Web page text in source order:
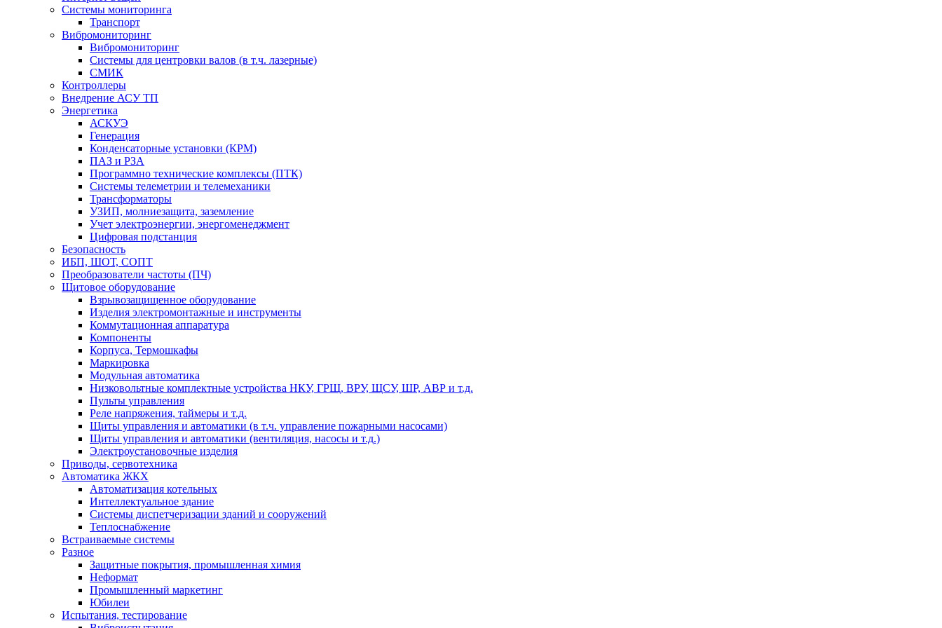
Системы мониторинга
Транспорт
Вибромониторинг
Вибромониторинг
Системы для центровки валов (в т.ч. лазерные)
СМИК
Контроллеры
Внедрение АСУ ТП
Энергетика
АСКУЭ
Генерация
Конденсаторные установки (КРМ)
ПАЗ и РЗА
Программно технические комплексы (ПТК)
Системы телеметрии и телемеханики
Трансформаторы
УЗИП, молниезащита, заземление
Учет электроэнергии, энергоменеджмент
Цифровая подстанция
Безопасность
ИБП, ШОТ, СОПТ
Преобразователи частоты (ПЧ)
Щитовое оборудование
Взрывозащищенное оборудование
Изделия электромонтажные и инструменты
Коммутационная аппаратура
Компоненты
Корпуса, Термошкафы
Маркировка
Модульная автоматика
Низковольтные комплектные устройства НКУ, ГРЩ, ВРУ, ЩСУ, ШР, АВР и т.д.
Пульты управления
Реле напряжения, таймеры и т.д.
Щиты управления и автоматики (в т.ч. управление пожарными насосами)
Щиты управления и автоматики (вентиляция, насосы и т.д.)
Электроустановочные изделия
Приводы, сервотехника
Автоматика ЖКХ
Автоматизация котельных
Интеллектуальное здание
Системы диспетчеризации зданий и сооружений
Теплоснабжение
Встраиваемые системы
Разное
Защитные покрытия, промышленная химия
Неформат
Промышленный маркетинг
Юбилеи
Испытания, тестирование